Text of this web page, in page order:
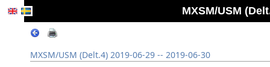
MXSM/USM
MXSM/USM (Delt.4) 2019-06-29 -- 2019-06-30